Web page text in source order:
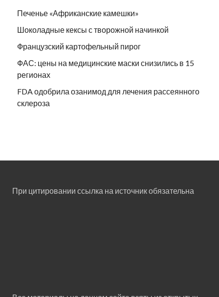
Печенье «Африканские камешки»
Шоколадные кексы с творожной начинкой
Французский картофельный пирог
ФАС: цены на медицинские маски снизились в 15
регионах
FDA одобрила озанимод для лечения рассеянного
склероза
При цитировании ссылка на источник обязательна